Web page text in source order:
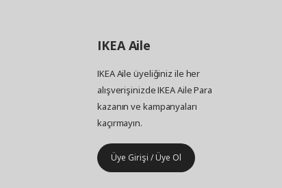
IKEAAile
IKEA Aile üyeliğiniz ile her
alışverişinizde IKEA Aile Para
kazanın ve kampanyaları
kaçırmayın.
Üye Girişi / Üye Ol